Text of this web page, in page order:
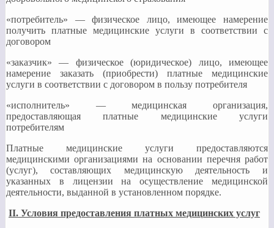
«потребитель» — физическое лицо, имеющее намерение
получить платные медицинские услуги в соответствии с
договором
«заказчик» — физическое (юридическое) лицо, имеющее
намерение заказать (приобрести) платные медицинские
услуги в соответствии с договором в пользу потребителя
«исполнитель» — медицинская организация,
предоставляющая платные медицинские услуги
потребителям
Платные медицинские услуги предоставляются
медицинскими организациями на основании перечня работ
(услуг), составляющих медицинскую деятельность и
указанных в лицензии на осуществление медицинской
деятельности, выданной в установленном порядке.
II. Условия предоставления платных медицинских услуг